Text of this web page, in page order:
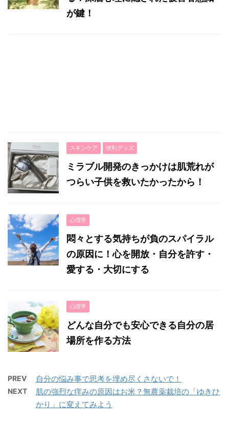
が鍵！
スキンケア 便利グッズ
ミラブル開発のきっかけは肌荒れが
つらい子供を救いたかったから！
心理学
悶々とする気持ちが負のスパイラル
の原因に！心を開放・自分を許す・
愛する・大切にする
心理学
どんな自分でも安心できる自分の居
場所を作る方法
PREV 自分の悩み事で思考を埋め尽くさないで！
NEXT
肌の強烈な痒みの原因はお米？無農薬栽培の「ゆきひ
かり」に変えてみよう